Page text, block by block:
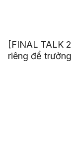
[FINAL TALK
riêng để